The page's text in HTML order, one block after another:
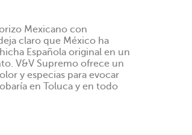
Mexicano con
claro que México ha
Española original en un
V&V Supremo ofrece un
y especias para evocar
en Toluca y en todo